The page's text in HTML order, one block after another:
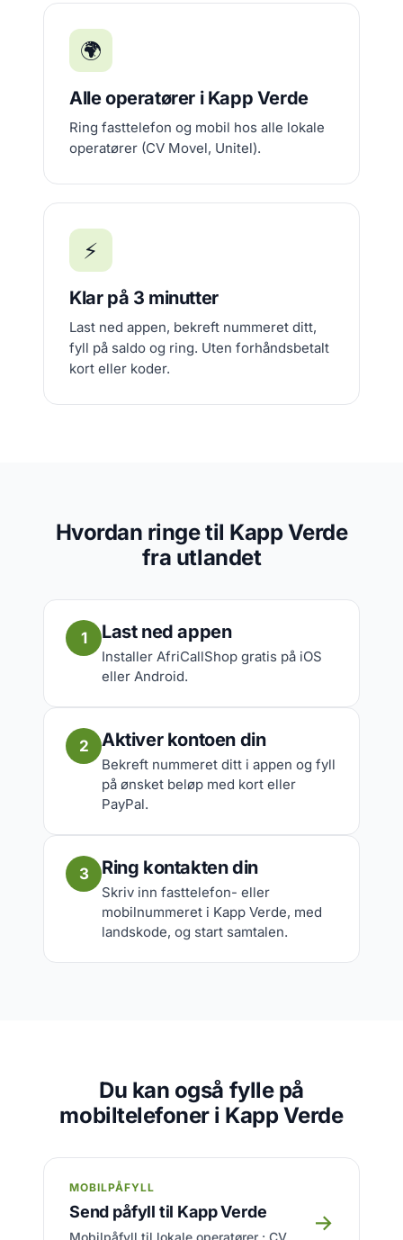
🌍
Alle operatører i Kapp Verde
Ring fasttelefon og mobil hos alle lokale
operatører (CV Movel, Unitel).
⚡
Klar på 3 minutter
Last ned appen, bekreft nummeret ditt,
fyll på saldo og ring. Uten forhåndsbetalt
kort eller koder.
Hvordan ringe til Kapp Verde
fra utlandet
1 Last ned appen
Installer AfriCallShop gratis på iOS
eller Android.
2 Aktiver kontoen din
Bekreft nummeret ditt i appen og fyll
på ønsket beløp med kort eller
PayPal.
3 Ring kontakten din
Skriv inn fasttelefon- eller
mobilnummeret i Kapp Verde, med
landskode, og start samtalen.
Du kan også fylle på
mobiltelefoner i Kapp Verde
MOBILPÅFYLL
Send påfyll til Kapp Verde
Mobilpåfyll til lokale operatører : CV
→